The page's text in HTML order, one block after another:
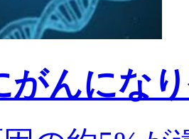
がんにな